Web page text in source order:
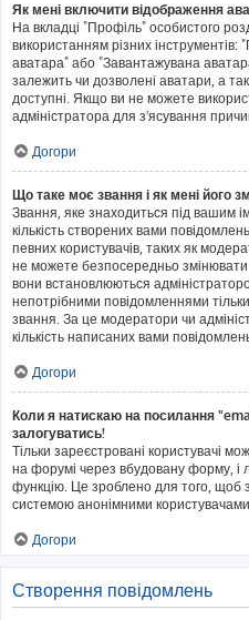
Як мені включити відображення
На вкладці "Профіль" особистого
використанням різних
аватара" або "Завантажувана
залежить чи дозволені аватари, а
доступні. Якщо ви не можете
адміністратора для з'ясування
Догори
Що таке моє звання і як мені його
Звання, яке знаходиться під вашим
кількість створених вами
певних користувачів, таких як
не можете безпосередньо
вони встановлюються
непотрібними повідомленнями
звання. За це модератори чи
кількість написаних вами
Догори
Коли я натискаю на посилання
залогуватись!
Тільки зареєстровані користувачі
на форумі через вбудовану форму, і
функцію. Це зроблено для того, щоб
системою анонімними
Догори
Створення повідомлень